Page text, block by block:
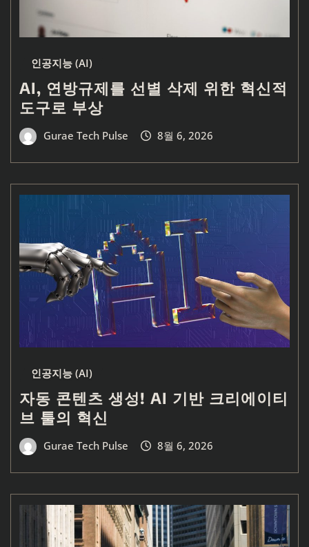
인공지능 (AI)
AI, 연방규제를 선별 삭제 위한 혁신적
도구로 부상
Gurae Tech Pulse 8월 6, 2026
인공지능 (AI)
자동 콘텐츠 생성! AI 기반 크리에이티
브 툴의 혁신
Gurae Tech Pulse 8월 6, 2026